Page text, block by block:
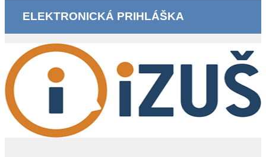
ELEKTRONICKÁ PRIHLÁŠKA